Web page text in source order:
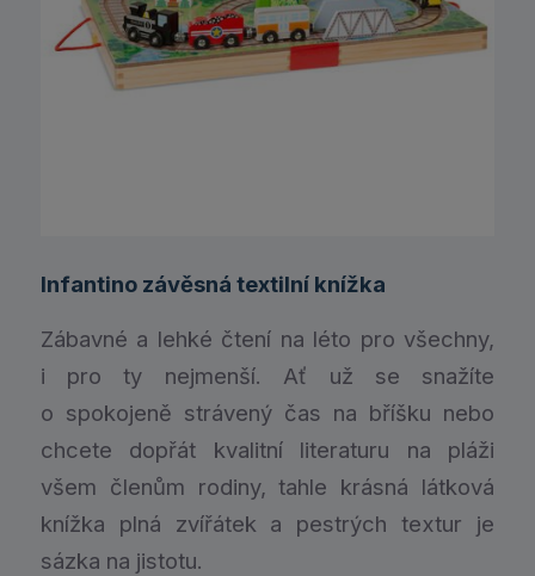
Infantino závěsná textilní knížka
Zábavné a lehké čtení na léto pro všechny,
i pro ty nejmenší. Ať už se snažíte
o spokojeně strávený čas na bříšku nebo
chcete dopřát kvalitní literaturu na pláži
všem členům rodiny, tahle krásná látková
knížka plná zvířátek a pestrých textur je
sázka na jistotu.